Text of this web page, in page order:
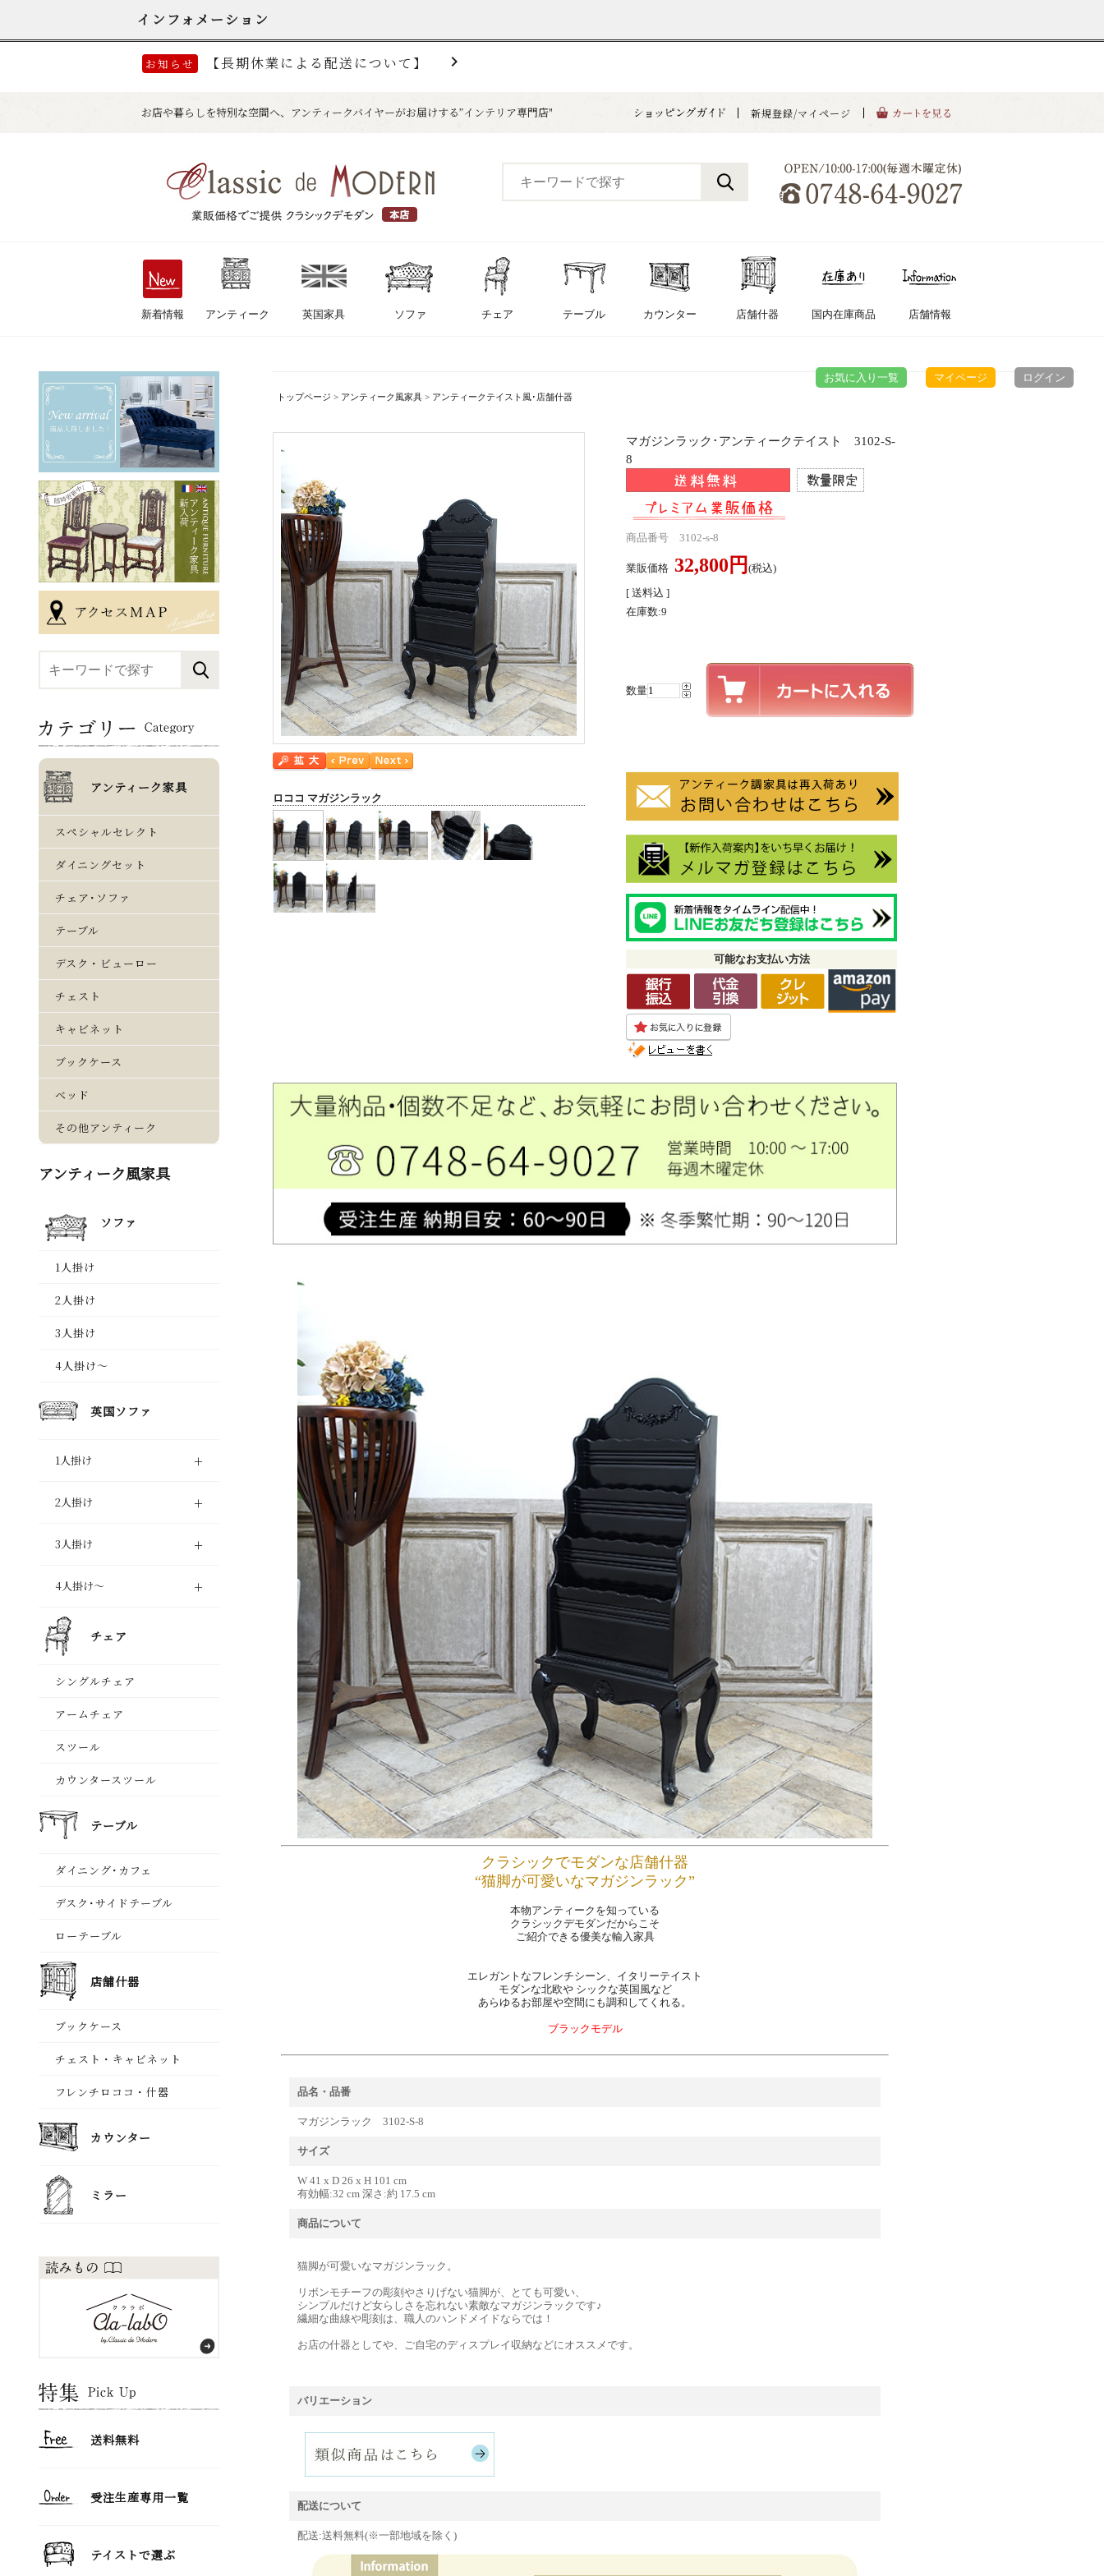
お気に入り一覧 マイページ ログイン
トップページ > アンティーク風家具 > アンティークテイスト風･店舗什器
マガジンラック･アンティークテイスト 3102-S-
8
商品番号 3102-s-8
業販価格 32,800円 (税込)
[ 送料込 ]
在庫数:9
数量
可能なお支払い方法
ロココ マガジンラック
クラシックでモダンな店舗什器
“猫脚が可愛いなマガジンラック”
本物アンティークを知っている
クラシックデモダンだからこそ
ご紹介できる優美な輸入家具
エレガントなフレンチシーン、イタリーテイスト
モダンな北欧や シックな英国風など
あらゆるお部屋や空間にも調和してくれる。
ブラックモデル
品名・品番
マガジンラック 3102-S-8
サイズ
W 41 x D 26 x H 101 cm
有効幅:32 cm 深さ:約 17.5 cm
商品について
猫脚が可愛いなマガジンラック。
リボンモチーフの彫刻やさりげない猫脚が、とても可愛い、
シンプルだけど女らしさを忘れない素敵なマガジンラックです♪
繊細な曲線や彫刻は、職人のハンドメイドならでは！
お店の什器としてや、ご自宅のディスプレイ収納などにオススメです。
バリエーション
配送について
配送:送料無料(※一部地域を除く)